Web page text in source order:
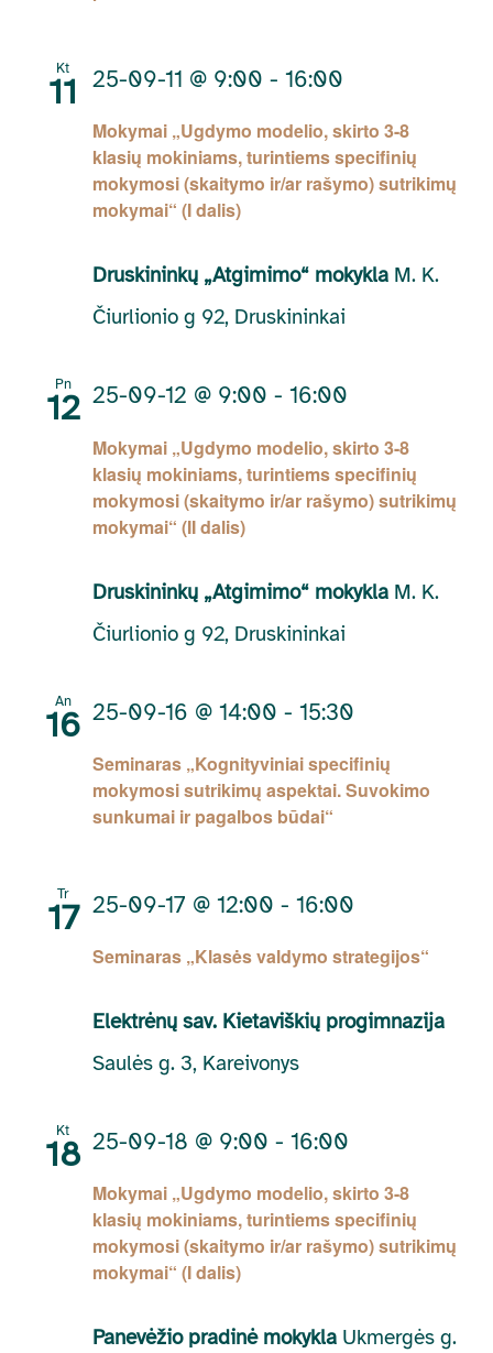
Kt
11
Mokymai „Ugdymo modelio, skirto 3-8
klasių mokiniams, turintiems specifinių
mokymosi (skaitymo ir/ar rašymo) sutrikimų
mokymai“ (I dalis)
25-09-11 @ 9:00 - 16:00
Druskininkų „Atgimimo“ mokykla M. K.
Čiurlionio g 92, Druskininkai
Pn
12
Mokymai „Ugdymo modelio, skirto 3-8
klasių mokiniams, turintiems specifinių
mokymosi (skaitymo ir/ar rašymo) sutrikimų
mokymai“ (II dalis)
25-09-12 @ 9:00 - 16:00
Druskininkų „Atgimimo“ mokykla M. K.
Čiurlionio g 92, Druskininkai
An
16
Seminaras „Kognityviniai specifinių
mokymosi sutrikimų aspektai. Suvokimo
sunkumai ir pagalbos būdai“
25-09-16 @ 14:00 - 15:30
Tr
17
Seminaras „Klasės valdymo strategijos“
25-09-17 @ 12:00 - 16:00
Elektrėnų sav. Kietaviškių progimnazija
Saulės g. 3, Kareivonys
Kt
18
Mokymai „Ugdymo modelio, skirto 3-8
klasių mokiniams, turintiems specifinių
mokymosi (skaitymo ir/ar rašymo) sutrikimų
mokymai“ (I dalis)
25-09-18 @ 9:00 - 16:00
Panevėžio pradinė mokykla Ukmergės g.